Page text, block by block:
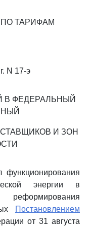
ТАРИФАМ
N 17-э
В ФЕДЕРАЛЬНЫЙ
И ЗОН
энергии в
Постановлением
от 31 августа